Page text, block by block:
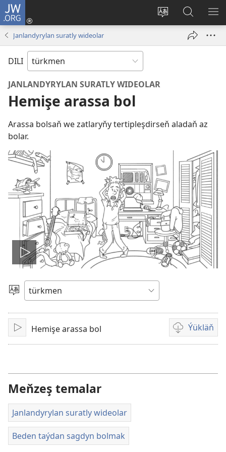
JW.ORG
Web-
Giriň
(täze
JW.ORG
web-
saýty
Janlandyrylan suratly wideolar
DILI
JANLANDYRYLAN SURATLY WIDEOLAR
Hemişe arassa bol
Arassa bolsaň we zatlaryňy tertipleşdirseň aladaň az
bolar.
Wideony
işlet
Dili
saýlaň
IşletHemişe arassa bol Ýükläň
ýüklemegiň
Meňzeş temalar
Janlandyrylan suratly wideolar
Beden taýdan sagdyn bolmak